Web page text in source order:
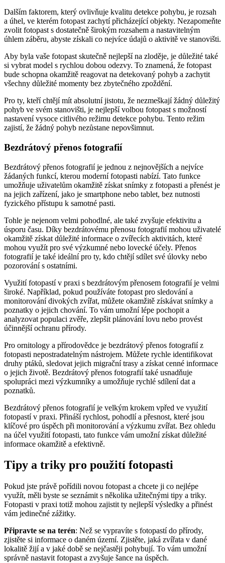
Dalším faktorem, který ovlivňuje kvalitu detekce pohybu, je rozsah
a úhel, ve kterém fotopast zachytí přicházející objekty. Nezapomeňte
zvolit fotopast s dostatečně širokým rozsahem a nastavitelným
úhlem záběru, abyste získali co nejvíce údajů o aktivitě ve stanovišti.
Aby byla vaše fotopast skutečně nejlepší na zloděje, je důležité také
si vybrat model s rychlou dobou odezvy. To znamená, že fotopast
bude schopna okamžitě reagovat na detekovaný pohyb a zachytit
všechny důležité momenty bez zbytečného zpoždění.
Pro ty, kteří chtějí mít absolutní jistotu, že nezmeškají žádný důležitý
pohyb ve svém stanovišti, je nejlepší volbou fotopast s možností
nastavení vysoce citlivého režimu detekce pohybu. Tento režim
zajistí, že žádný pohyb nezůstane nepovšimnut.
Bezdrátový přenos fotografií
Bezdrátový přenos fotografií je jednou z nejnovějších a nejvíce
žádaných funkcí, kterou moderní fotopasti nabízí. Tato funkce
umožňuje uživatelům okamžitě získat snímky z fotopasti a přenést je
na jejich zařízení, jako je smartphone nebo tablet, bez nutnosti
fyzického přístupu k samotné pasti.
Tohle je nejenom velmi pohodlné, ale také zvyšuje efektivitu a
úsporu času. Díky bezdrátovému přenosu fotografií mohou uživatelé
okamžitě získat důležité informace o zvířecích aktivitách, které
mohou využít pro své výzkumné nebo lovecké účely. Přenos
fotografií je také ideální pro ty, kdo chtějí sdílet své úlovky nebo
pozorování s ostatními.
Využití fotopastí v praxi s bezdrátovým přenosem fotografií je velmi
široké. Například, pokud používáte fotopast pro sledování a
monitorování divokých zvířat, můžete okamžitě získávat snímky a
poznatky o jejich chování. To vám umožní lépe pochopit a
analyzovat populaci zvěře, zlepšit plánování lovu nebo provést
účinnější ochranu přírody.
Pro ornitology a přírodovědce je bezdrátový přenos fotografií z
fotopasti nepostradatelným nástrojem. Můžete rychle identifikovat
druhy ptáků, sledovat jejich migrační trasy a získat cenné informace
o jejich životě. Bezdrátový přenos fotografií také usnadňuje
spolupráci mezi výzkumníky a umožňuje rychlé sdílení dat a
poznatků.
Bezdrátový přenos fotografií je velkým krokem vpřed ve využití
fotopastí v praxi. Přináší rychlost, pohodlí a přesnost, které jsou
klíčové pro úspěch při monitorování a výzkumu zvířat. Bez ohledu
na účel využití fotopasti, tato funkce vám umožní získat důležité
informace okamžitě a efektivně.
Tipy a triky pro použití fotopasti
Pokud jste právě pořídili novou fotopast a chcete ji co nejlépe
využít, měli byste se seznámit s několika užitečnými tipy a triky.
Fotopasti v praxi totiž mohou zajistit ty nejlepší výsledky a přinést
vám jedinečné zážitky.
Připravte se na terén: Než se vypravíte s fotopastí do přírody,
zjistěte si informace o daném území. Zjistěte, jaká zvířata v dané
lokalitě žijí a v jaké době se nejčastěji pohybují. To vám umožní
správně nastavit fotopast a zvyšuje šance na úspěch.